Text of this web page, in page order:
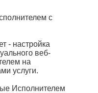
с
- настройка
веб-
на
услуги.
Исполнителем